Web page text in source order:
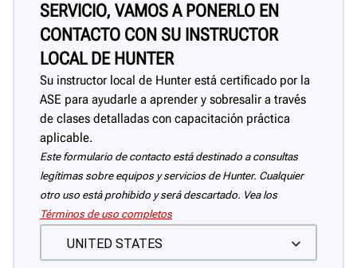
SERVICIO, VAMOS A PONERLO EN
CONTACTO CON SU INSTRUCTOR
LOCAL DE HUNTER
Su instructor local de Hunter está certificado por la
ASE para ayudarle a aprender y sobresalir a través
de clases detalladas con capacitación práctica
aplicable.
Este formulario de contacto está destinado a consultas
legítimas sobre equipos y servicios de Hunter. Cualquier
otro uso está prohibido y será descartado. Vea los
Términos de uso completos